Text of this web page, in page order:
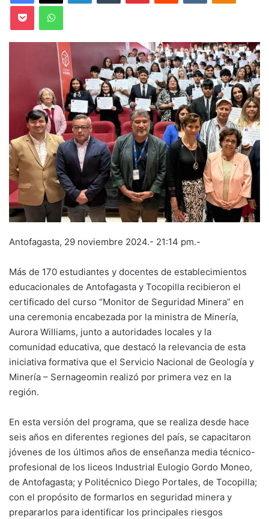
Pocket WhatsApp
Antofagasta, 29 noviembre 2024.- 21:14 pm.-
Más de 170 estudiantes y docentes de establecimientos
educacionales de Antofagasta y Tocopilla recibieron el
certificado del curso “Monitor de Seguridad Minera” en
una ceremonia encabezada por la ministra de Minería,
Aurora Williams, junto a autoridades locales y la
comunidad educativa, que destacó la relevancia de esta
iniciativa formativa que el Servicio Nacional de Geología y
Minería – Sernageomin realizó por primera vez en la
región.
En esta versión del programa, que se realiza desde hace
seis años en diferentes regiones del país, se capacitaron
jóvenes de los últimos años de enseñanza media técnico-
profesional de los liceos Industrial Eulogio Gordo Moneo,
de Antofagasta; y Politécnico Diego Portales, de Tocopilla;
con el propósito de formarlos en seguridad minera y
prepararlos para identificar los principales riesgos